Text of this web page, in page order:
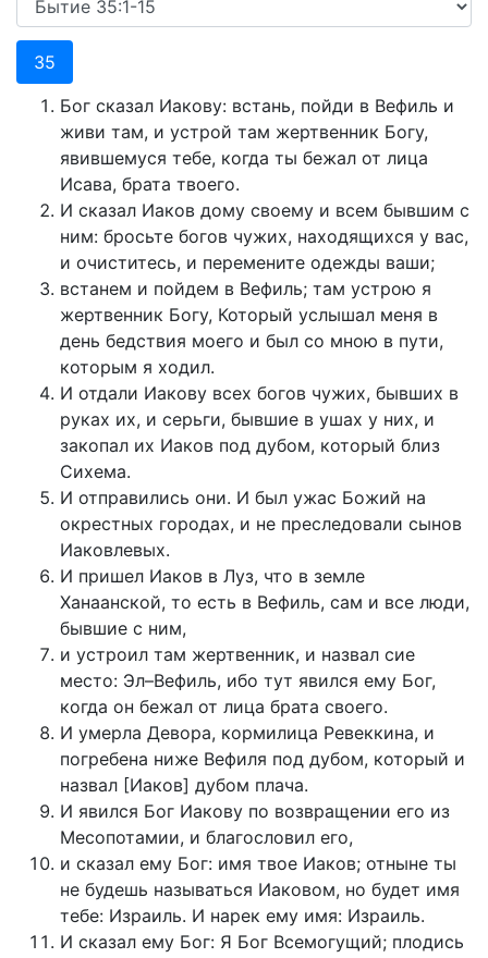
35
Бог сказал Иакову: встань, пойди в Вефиль и
живи там, и устрой там жертвенник Богу,
явившемуся тебе, когда ты бежал от лица
Исава, брата твоего.
И сказал Иаков дому своему и всем бывшим с
ним: бросьте богов чужих, находящихся у вас,
и очиститесь, и перемените одежды ваши;
встанем и пойдем в Вефиль; там устрою я
жертвенник Богу, Который услышал меня в
день бедствия моего и был со мною в пути,
которым я ходил.
И отдали Иакову всех богов чужих, бывших в
руках их, и серьги, бывшие в ушах у них, и
закопал их Иаков под дубом, который близ
Сихема.
И отправились они. И был ужас Божий на
окрестных городах, и не преследовали сынов
Иаковлевых.
И пришел Иаков в Луз, что в земле
Ханаанской, то есть в Вефиль, сам и все люди,
бывшие с ним,
и устроил там жертвенник, и назвал сие
место: Эл–Вефиль, ибо тут явился ему Бог,
когда он бежал от лица брата своего.
И умерла Девора, кормилица Ревеккина, и
погребена ниже Вефиля под дубом, который и
назвал [Иаков] дубом плача.
И явился Бог Иакову по возвращении его из
Месопотамии, и благословил его,
и сказал ему Бог: имя твое Иаков; отныне ты
не будешь называться Иаковом, но будет имя
тебе: Израиль. И нарек ему имя: Израиль.
И сказал ему Бог: Я Бог Всемогущий; плодись